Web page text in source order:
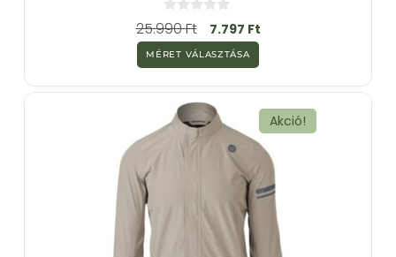
0
a
5
-
b
ő
25.990Ft 7.797 Ft
MÉRET VÁLASZTÁSA
Akció!